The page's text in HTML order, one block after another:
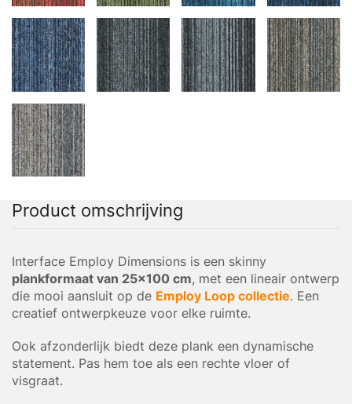
Product omschrijving
Interface Employ Dimensions is een skinny
plankformaat van 25×100 cm, met een lineair ontwerp
die mooi aansluit op de Employ Loop collectie. Een
creatief ontwerpkeuze voor elke ruimte.
Ook afzonderlijk biedt deze plank een dynamische
statement. Pas hem toe als een rechte vloer of
visgraat.